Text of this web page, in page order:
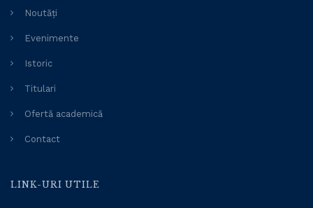
Noutăți
Evenimente
Istoric
Titulari
Ofertă academică
Contact
LINK-URI UTILE